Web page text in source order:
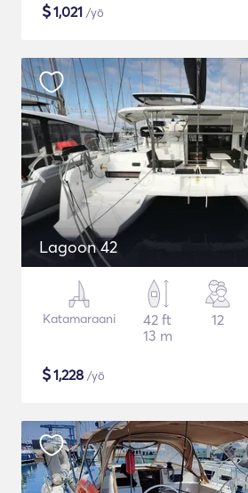
$1,021 /yö
Lagoon 42
Katamaraani
42 ft
13 m
12
$1,228 /yö